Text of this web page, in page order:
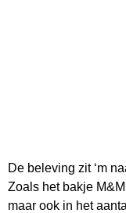
De beleving zit ‘m
Zoals het bakje
maar ook in het